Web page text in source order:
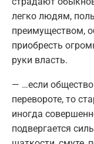
легко людям,
преимуществом,
приобресть
руки власть.
— …если общество
перевороте, то
иногда
подвергается